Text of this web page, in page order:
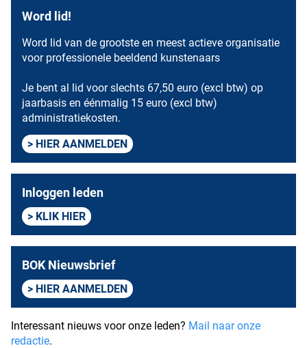
Word lid!
Word lid van de grootste en meest actieve organisatie
voor professionele beeldend kunstenaars
Je bent al lid voor slechts 67,50 euro (excl btw) op
jaarbasis en éénmalig 15 euro (excl btw)
administratiekosten.
HIER AANMELDEN
Inloggen leden
KLIK HIER
BOK Nieuwsbrief
HIER AANMELDEN
Interessant nieuws voor onze leden? Mail naar onze
redactie.